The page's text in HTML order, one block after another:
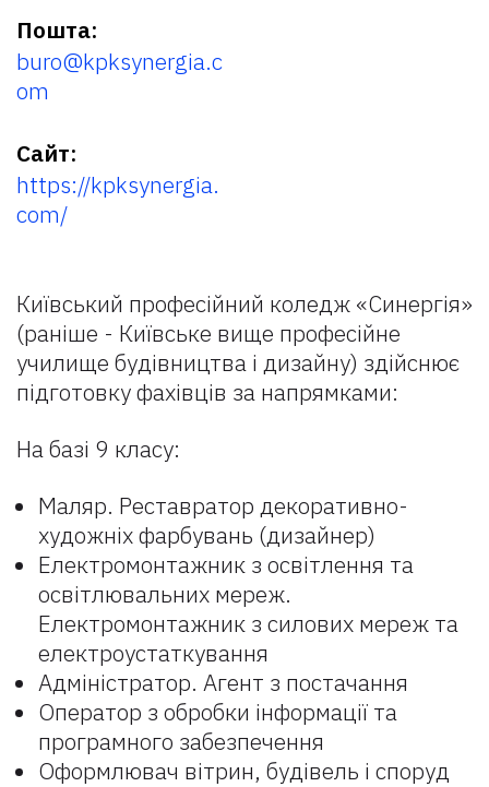
Київський професійний коледж «Синергія»
(раніше - Київське вище професійне
училище будівництва і дизайну) здійснює
підготовку фахівців за напрямками:
На базі 9 класу:
Маляр. Реставратор декоративно-
художніх фарбувань (дизайнер)
Електромонтажник з освітлення та
освітлювальних мереж.
Електромонтажник з силових мереж та
електроустаткування
Адміністратор. Агент з постачання
Оператор з обробки інформації та
програмного забезпечення
Оформлювач вітрин, будівель і споруд
Пошта:
buro@kpksynergia.c
om
Сайт:
https://kpksynergia.
com/